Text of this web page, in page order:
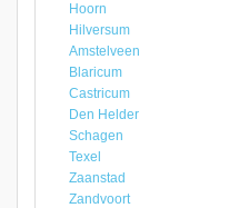
Hoorn
Hilversum
Amstelveen
Blaricum
Castricum
Den Helder
Schagen
Texel
Zaanstad
Zandvoort